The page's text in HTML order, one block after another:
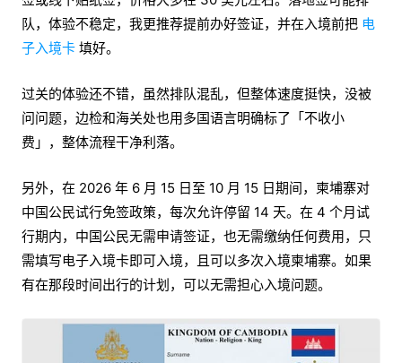
队，体验不稳定，我更推荐提前办好签证，并在入境前把 电
子入境卡 填好。
过关的体验还不错，虽然排队混乱，但整体速度挺快，没被
问问题，边检和海关处也用多国语言明确标了「不收小
费」，整体流程干净利落。
另外，在 2026 年 6 月 15 日至 10 月 15 日期间，柬埔寨对
中国公民试行免签政策，每次允许停留 14 天。在 4 个月试
行期内，中国公民无需申请签证，也无需缴纳任何费用，只
需填写电子入境卡即可入境，且可以多次入境柬埔寨。如果
有在那段时间出行的计划，可以无需担心入境问题。